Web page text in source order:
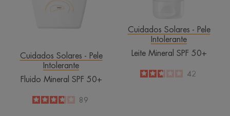
Cuidados Solares - Pele
Intolerante
Fluido Mineral SPF 50+
3.7
/
5
89
Cuidados Solares - Pele
Intolerante
Leite Mineral SPF 50+
2.6
/
5
42